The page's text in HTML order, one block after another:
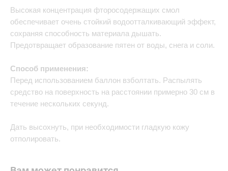
Высокая концентрация фторосодержащих смол
обеспечивает очень стойкий водоотталкивающий эффект,
сохраняя способность материала дышать.
Предотвращает образование пятен от воды, снега и соли.
Способ применения:
Перед использованием баллон взболтать. Распылять
средство на поверхность на расстоянии примерно 30 см в
течение нескольких секунд.
Дать высохнуть, при необходимости гладкую кожу
отполировать.